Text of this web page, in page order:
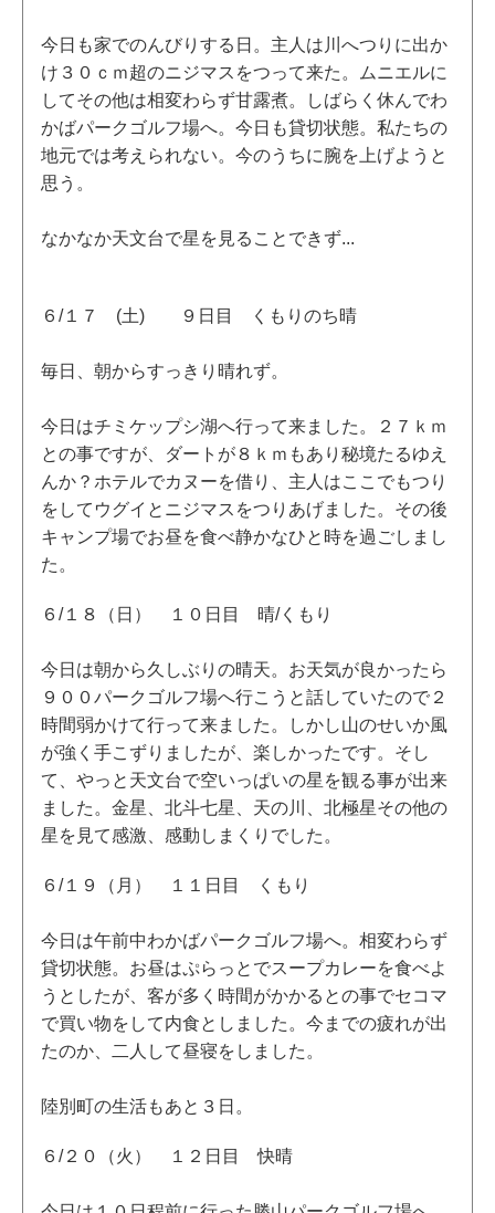
今日も家でのんびりする日。主人は川へつりに出か
け３０ｃｍ超のニジマスをつって来た。ムニエルに
してその他は相変わらず甘露煮。しばらく休んでわ
かばパークゴルフ場へ。今日も貸切状態。私たちの
地元では考えられない。今のうちに腕を上げようと
思う。
なかなか天文台で星を見ることできず...
６/１７ (土) ９日目 くもりのち晴
毎日、朝からすっきり晴れず。
今日はチミケップシ湖へ行って来ました。２７ｋｍ
との事ですが、ダートが８ｋｍもあり秘境たるゆえ
んか？ホテルでカヌーを借り、主人はここでもつり
をしてウグイとニジマスをつりあげました。その後
キャンプ場でお昼を食べ静かなひと時を過ごしまし
た。
６/１８（日） １０日目 晴/くもり
今日は朝から久しぶりの晴天。お天気が良かったら
９００パークゴルフ場へ行こうと話していたので２
時間弱かけて行って来ました。しかし山のせいか風
が強く手こずりましたが、楽しかったです。そし
て、やっと天文台で空いっぱいの星を観る事が出来
ました。金星、北斗七星、天の川、北極星その他の
星を見て感激、感動しまくりでした。
６/１９（月） １１日目 くもり
今日は午前中わかばパークゴルフ場へ。相変わらず
貸切状態。お昼はぷらっとでスープカレーを食べよ
うとしたが、客が多く時間がかかるとの事でセコマ
で買い物をして内食としました。今までの疲れが出
たのか、二人して昼寝をしました。
陸別町の生活もあと３日。
６/２０（火） １２日目 快晴